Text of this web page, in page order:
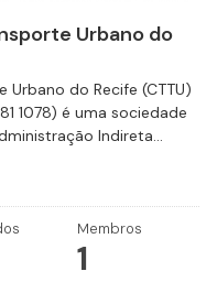
Urbano do
Urbano do Recife (CTTU)
1078) é uma sociedade
Indireta...
Membros
1